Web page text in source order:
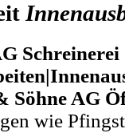
Schreinerei
AG
wie